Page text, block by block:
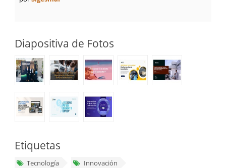
Diapositiva de Fotos
Etiquetas
Tecnología
Innovación